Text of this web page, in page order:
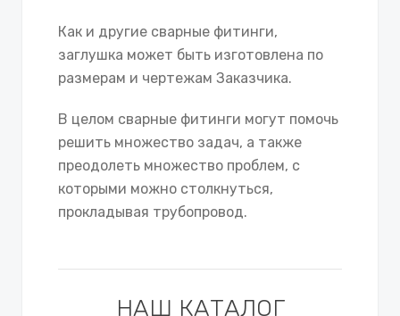
Как и другие сварные фитинги,
заглушка может быть изготовлена по
размерам и чертежам Заказчика.
В целом сварные фитинги могут помочь
решить множество задач, а также
преодолеть множество проблем, с
которыми можно столкнуться,
прокладывая трубопровод.
НАШ КАТАЛОГ